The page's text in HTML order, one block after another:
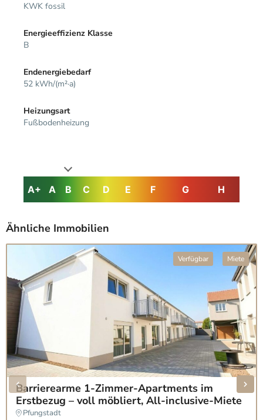
KWK fossil
Energieeffizienz Klasse
B
Endenergiebedarf
52 kWh/(m²·a)
Heizungsart
Fußbodenheizung
A+ A B C D E F G H
Ähnliche Immobilien
Verfügbar Miete
Barrierearme 1-Zimmer-Apartments im
Erstbezug – voll möbliert, All-inclusive-Miete
Pfungstadt